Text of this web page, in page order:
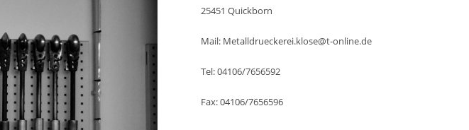
25451 Quickborn
Mail: Metalldrueckerei.klose@t-online.de
Tel: 04106/7656592
Fax: 04106/7656596